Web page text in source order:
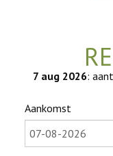
7 aug 2026:
Aankomst